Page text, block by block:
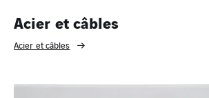
Acier et câbles
Acier et câbles